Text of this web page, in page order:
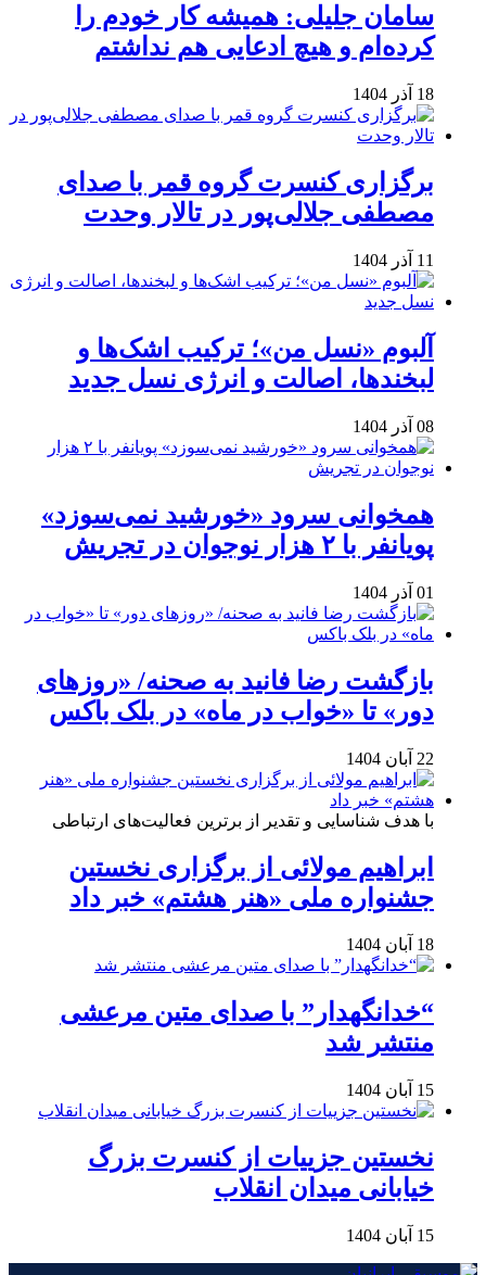
سامان جلیلی: همیشه کار خودم را
کرده‌ام و هیچ ادعایی هم نداشتم
18 آذر 1404
برگزاری کنسرت گروه قمر با صدای
مصطفی جلالی‌پور در تالار وحدت
11 آذر 1404
آلبوم «نسل من»؛ ترکیب اشک‌ها و
لبخندها، اصالت و انرژی نسل جدید
08 آذر 1404
همخوانی سرود «خورشید نمی‌سوزد»
پویانفر با ۲ هزار نوجوان در تجریش
01 آذر 1404
بازگشت رضا فانید به صحنه/ «روزهای
دور» تا «خواب در ماه» در بلک باکس
22 آبان 1404
با هدف شناسایی و تقدیر از برترین فعالیت‌های ارتباطی
ابراهیم مولائی از برگزاری نخستین
جشنواره ملی «هنر هشتم» خبر داد
18 آبان 1404
“خدانگهدار” با صدای متین مرعشی
منتشر شد
15 آبان 1404
نخستین جزییات از کنسرت بزرگ
خیابانی میدان انقلاب
15 آبان 1404